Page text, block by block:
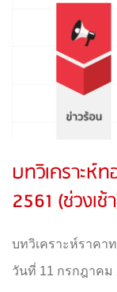
บทวิเคราะห์
2561 (ช่วงเช้
บทวิเคราะห์ราคา
วันที่ 11 กรกฎาคม